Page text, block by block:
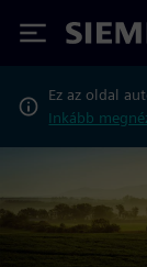
Siemens
Ez az oldal
Inkább